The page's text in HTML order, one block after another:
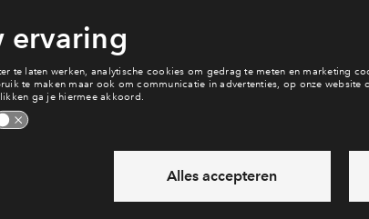
Heb je een vraag en wil je direct
6 dagen per week beschikbaar